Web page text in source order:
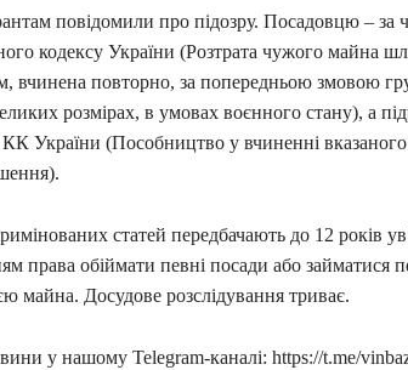
повідомили про підозру. Посадовцю – за
кодексу України (Розтрата чужого майна
вчинена повторно, за попередньою змовою
розмірах, в умовах воєнного стану), а
КК України (Пособництво у вчиненні
статей передбачають до 12 років
права обіймати певні посади або займатися
майна. Досудове розслідування триває.
у нашому Telegram-каналі: https://t.me/